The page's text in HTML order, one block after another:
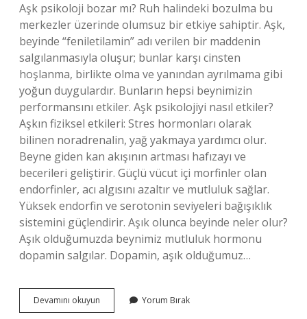
Aşk psikoloji bozar mı? Ruh halindeki bozulma bu
merkezler üzerinde olumsuz bir etkiye sahiptir. Aşk,
beyinde “feniletilamin” adı verilen bir maddenin
salgılanmasıyla oluşur; bunlar karşı cinsten
hoşlanma, birlikte olma ve yanından ayrılmama gibi
yoğun duygulardır. Bunların hepsi beynimizin
performansını etkiler. Aşk psikolojiyi nasıl etkiler?
Aşkın fiziksel etkileri: Stres hormonları olarak
bilinen noradrenalin, yağ yakmaya yardımcı olur.
Beyne giden kan akışının artması hafızayı ve
becerileri geliştirir. Güçlü vücut içi morfinler olan
endorfinler, acı algısını azaltır ve mutluluk sağlar.
Yüksek endorfin ve serotonin seviyeleri bağışıklık
sistemini güçlendirir. Aşık olunca beyinde neler olur?
Aşık olduğumuzda beynimiz mutluluk hormonu
dopamin salgılar. Dopamin, aşık olduğumuz…
Devamını okuyun
Olmak
Yorum Bırak